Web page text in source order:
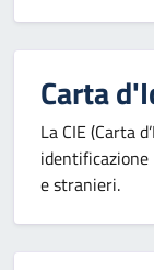
Carta
La CIE (Carta
e stranieri.